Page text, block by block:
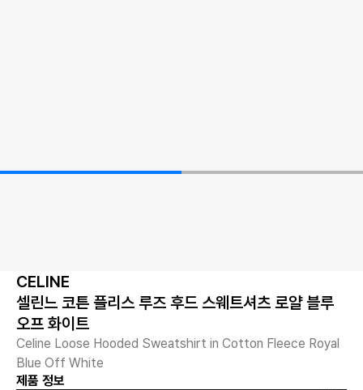
CELINE
셀린느 코튼 플리스 루즈 후드 스웨트셔츠 로얄 블루
오프 화이트
Celine Loose Hooded Sweatshirt in Cotton Fleece Royal
Blue Off White
제품 정보